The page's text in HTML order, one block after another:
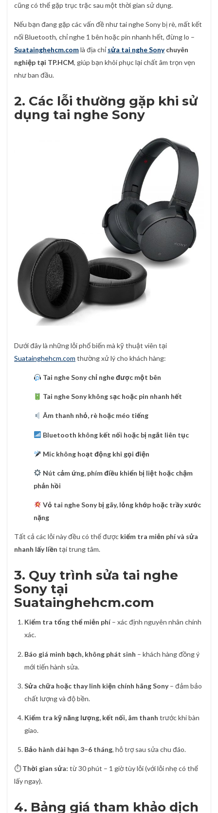
cũng có thể gặp trục trặc sau một thời gian sử dụng.
Nếu bạn đang gặp các vấn đề như tai nghe Sony bị rè, mất kết
nối Bluetooth, chỉ nghe 1 bên hoặc pin nhanh hết, đừng lo –
Suatainghehcm.comlà địa chỉ sửa tai nghe Sonychuyên
nghiệp tại TP.HCM, giúp bạn khôi phục lại chất âm trọn vẹn
như ban đầu.
2. Các lỗi thường gặp khi sử
dụng tai nghe Sony
Dưới đây là những lỗi phổ biến mà kỹ thuật viên tại
Suatainghehcm.com thường xử lý cho khách hàng:
Tai nghe Sony chỉ nghe được một bên
Tai nghe Sony không sạc hoặc pin nhanh hết
Âm thanh nhỏ, rè hoặc méo tiếng
Bluetooth không kết nối hoặc bị ngắt liên tục
Mic không hoạt động khi gọi điện
Nút cảm ứng, phím điều khiển bị liệt hoặc chậm
phản hồi
Vỏ tai nghe Sony bị gãy, lỏng khớp hoặc trầy xước
nặng
Tất cả các lỗi này đều có thể được kiểm tra miễn phí và sửa
nhanh lấy liền tại trung tâm.
3. Quy trình sửa tai nghe
Sony tại
Suatainghehcm.com
Kiểm tra tổng thể miễn phí – xác định nguyên nhân chính
xác.
Báo giá minh bạch, không phát sinh – khách hàng đồng ý
mới tiến hành sửa.
Sửa chữa hoặc thay linh kiện chính hãng Sony– đảm bảo
chất lượng và độ bền.
Kiểm tra kỹ năng lượng, kết nối, âm thanh trước khi bàn
giao.
Bảo hành dài hạn 3–6 tháng, hỗ trợ sau sửa chu đáo.
⏱Thời gian sửa: từ 30 phút – 1 giờ tùy lỗi (với lỗi nhẹ có thể
lấy ngay).
4. Bảng giá tham khảo dịch